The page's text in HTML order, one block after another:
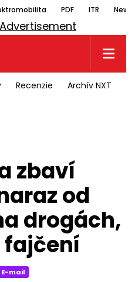
PDF ITR
Recenzie Archív NXT
zbaví
od
drogách,
fajčení
E-mail